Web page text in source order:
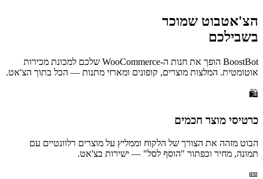
הצ'אטבוט שמוכר
בשבילכם
BoostBot הופך את חנות ה-WooCommerce שלכם למכונת מכירות
אוטומטית. המלצות מוצרים, קופונים ומארזי מתנות — הכל בתוך הצ'אט.
🛍️
כרטיסי מוצר חכמים
הבוט מזהה את הצורך של הלקוח וממליץ על מוצרים רלוונטיים עם
תמונה, מחיר וכפתור "הוסף לסל" — ישירות בצ'אט.
🎫